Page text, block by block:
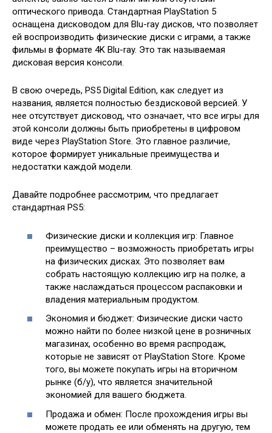
оптического привода. Стандартная PlayStation 5
оснащена дисководом для Blu-ray дисков, что позволяет
ей воспроизводить физические диски с играми, а также
фильмы в формате 4K Blu-ray. Это так называемая
дисковая версия консоли.
В свою очередь, PS5 Digital Edition, как следует из
названия, является полностью бездисковой версией. У
нее отсутствует дисковод, что означает, что все игры для
этой консоли должны быть приобретены в цифровом
виде через PlayStation Store. Это главное различие,
которое формирует уникальные преимущества и
недостатки каждой модели.
Давайте подробнее рассмотрим, что предлагает
стандартная PS5:
Физические диски и коллекция игр: Главное
преимущество – возможность приобретать игры
на физических дисках. Это позволяет вам
собрать настоящую коллекцию игр на полке, а
также наслаждаться процессом распаковки и
владения материальным продуктом.
Экономия и бюджет: Физические диски часто
можно найти по более низкой цене в розничных
магазинах, особенно во время распродаж,
которые не зависят от PlayStation Store. Кроме
того, вы можете покупать игры на вторичном
рынке (б/у), что является значительной
экономией для вашего бюджета.
Продажа и обмен: После прохождения игры вы
можете продать ее или обменять на другую, тем